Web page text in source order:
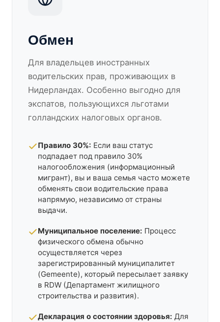
Обмен
Для владельцев иностранных
водительских прав, проживающих в
Нидерландах. Особенно выгодно для
экспатов, пользующихся льготами
голландских налоговых органов.
Правило 30%: Если ваш статус
подпадает под правило 30%
налогообложения (информационный
мигрант), вы и ваша семья часто можете
обменять свои водительские права
напрямую, независимо от страны
выдачи.
Муниципальное поселение: Процесс
физического обмена обычно
осуществляется через
зарегистрированный муниципалитет
(Gemeente), который пересылает заявку
в RDW (Департамент жилищного
строительства и развития).
Декларация о состоянии здоровья: Для